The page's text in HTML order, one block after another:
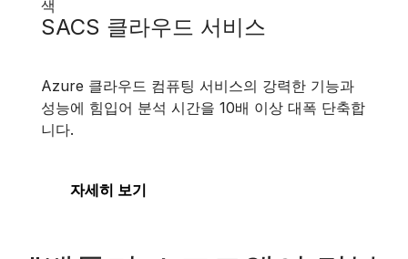
SACS 클라우드 서비스
Azure 클라우드 컴퓨팅 서비스의 강력한 기능과
성능에 힘입어 분석 시간을 10배 이상 대폭 단축합
니다.
자세히 보기